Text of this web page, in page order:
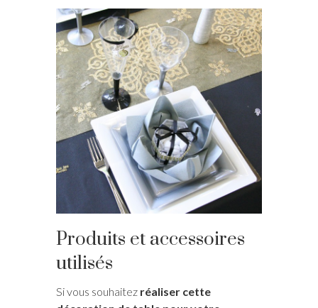
Produits et accessoires
utilisés
Si vous souhaitez réaliser cette